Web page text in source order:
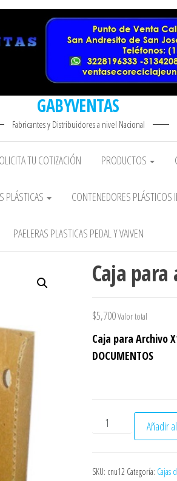
GABYVENTAS
Fabricantes y Distribuidores a nivel Nacional
TU COTIZACIÓN PRODUCTOS
PLÁSTICAS CONTENEDORES PLÁSTICOS
PAELERAS PLASTICAS PEDAL Y VAIVEN
Caja para
$5,700Valor total
Caja para Archivo
DOCUMENTOS
Caja para archivo
Añadir
SKU: cnu12 Categoría: Cajas